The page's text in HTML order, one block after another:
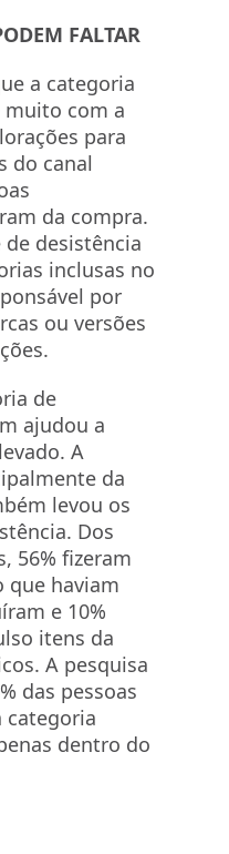
FALTAR
a categoria
muito com a
para
do canal
da compra.
desistência
inclusas no
por
ou versões
de
ajudou a
A
da
levou os
Dos
56% fizeram
que haviam
e 10%
itens da
A pesquisa
das pessoas
categoria
dentro do